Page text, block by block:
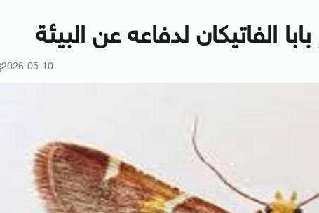
الفاتيكان لدفاعه عن البيئة
2026-05-10